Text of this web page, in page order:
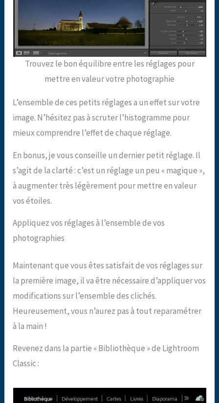
Trouvez le bon équilibre entre les réglages pour
mettre en valeur votre photographie
L’ensemble de ces petits réglages a un effet sur votre
image. N’hésitez pas à scruter l’histogramme pour
mieux comprendre l’effet de chaque réglage.
En bonus, je vous conseille un dernier petit réglage. Il
s’agit de la clarté : c’est un réglage un peu « magique »,
à augmenter très légèrement pour mettre en valeur
vos étoiles.
Appliquez vos réglages à l’ensemble de vos
photographies
Maintenant que vous êtes satisfait de vos réglages sur
la première image, il va être nécessaire d’appliquer vos
modifications sur l’ensemble des clichés.
Heureusement, vous n’aurez pas à tout reparamétrer
à la main !
Revenez dans la partie « Bibliothèque » de Lightroom
Classic :